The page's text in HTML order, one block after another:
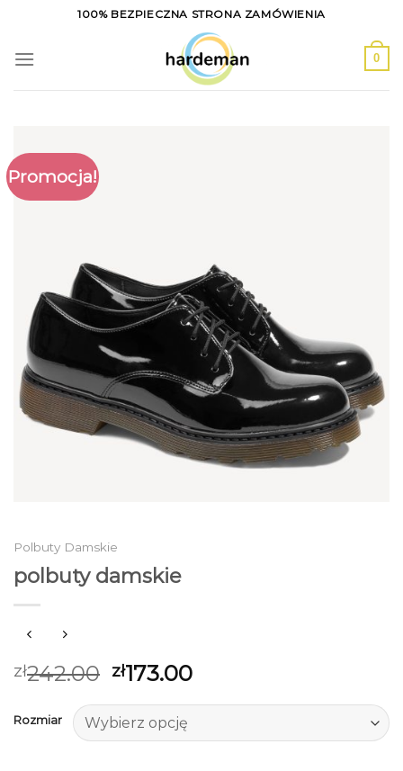
content
100% BEZPIECZNA STRONA ZAMÓWIENIA
0
Promocja!
Polbuty Damskie
polbuty damskie
zł242.00 zł173.00
Rozmiar